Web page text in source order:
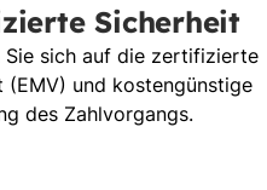
Sicherheit
Sie sich auf die zertifizierte
(EMV) und kostengünstige
des Zahlvorgangs.